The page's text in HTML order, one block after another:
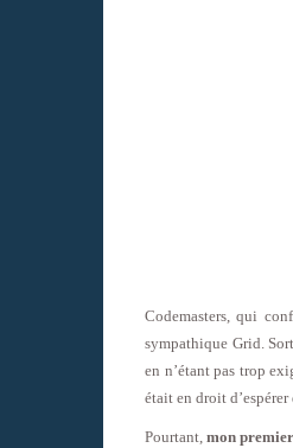
Codemasters, qui
sympathique Grid.
en n’étant pas trop
était en droit
Pourtant, mon